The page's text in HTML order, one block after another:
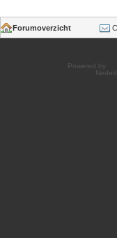
Forumoverzicht
Powered by